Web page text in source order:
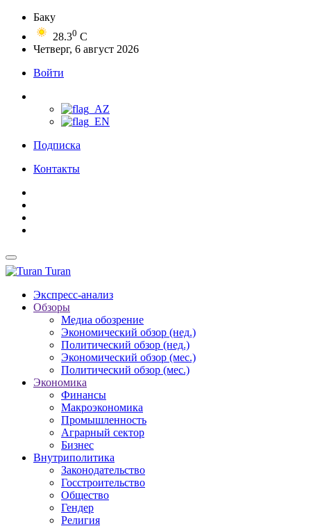
Баку
28.30 C
Четверг, 6 август 2026
Войти
Подписка
Контакты
Turan
Экспресс-анализ
Обзоры
Медиа обозрение
Экономический обзор (нед.)
Политический обзор (нед.)
Экономический обзор (мес.)
Политический обзор (мес.)
Экономика
Финансы
Макроэкономика
Промышленность
Аграрный сектор
Бизнес
Внутриполитика
Законодательство
Госстроительство
Общество
Гендер
Религия